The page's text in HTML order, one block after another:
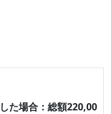
た場合：総額220,00